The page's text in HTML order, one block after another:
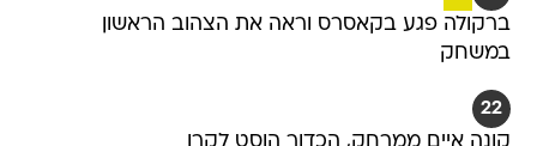
ברקולה פגע בקאסרס וראה את הצהוב הראשון
במשחק
22
קונה איים ממרחק, הכדור הוסט לקרן